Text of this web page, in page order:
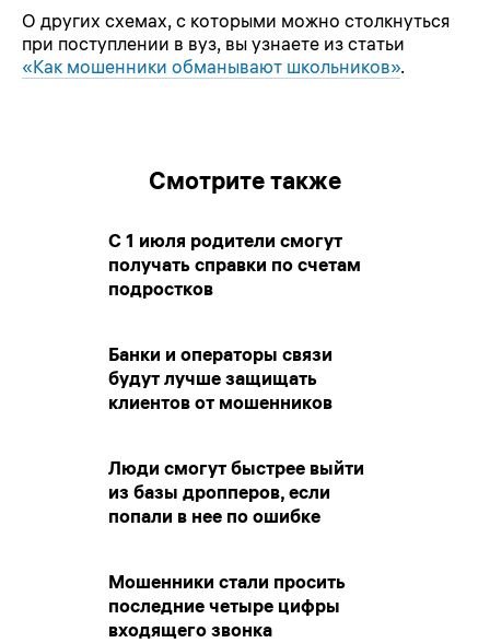
О других схемах, с которыми можно столкнуться
при поступлении в вуз, вы узнаете из статьи
«Как мошенники обманывают школьников».
Смотрите также
С 1 июля родители смогут
получать справки по счетам
подростков
Банки и операторы связи
будут лучше защищать
клиентов от мошенников
Люди смогут быстрее выйти
из базы дропперов, если
попали в нее по ошибке
Мошенники стали просить
последние четыре цифры
входящего звонка